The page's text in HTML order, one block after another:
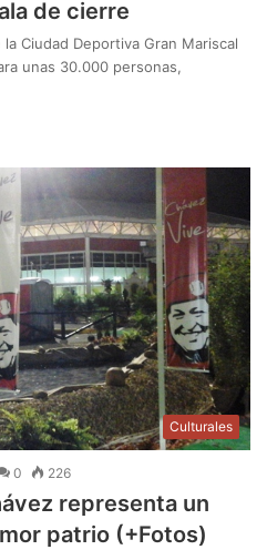
de cierre
Ciudad Deportiva Gran Mariscal
unas 30.000 personas,
Culturales
0 226
representa un
patrio (+Fotos)